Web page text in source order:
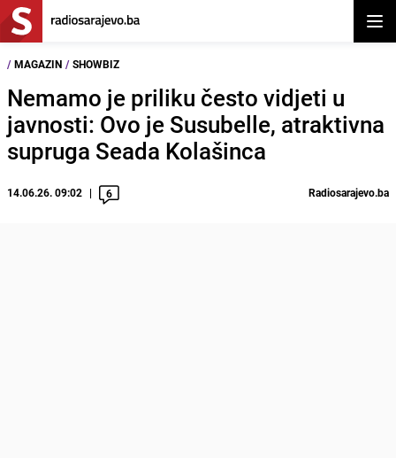
/ MAGAZIN / SHOWBIZ
Nemamo je priliku često vidjeti u
javnosti: Ovo je Susubelle, atraktivna
supruga Seada Kolašinca
14.06.26. 09:02 6 Radiosarajevo.ba